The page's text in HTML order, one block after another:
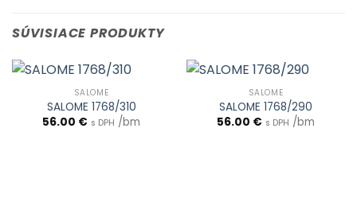
SÚVISIACE PRODUKTY
SALOME
SALOME 1768/310
56.00 € s DPH /bm
SALOME
SALOME 1768/290
56.00 € s DPH /bm